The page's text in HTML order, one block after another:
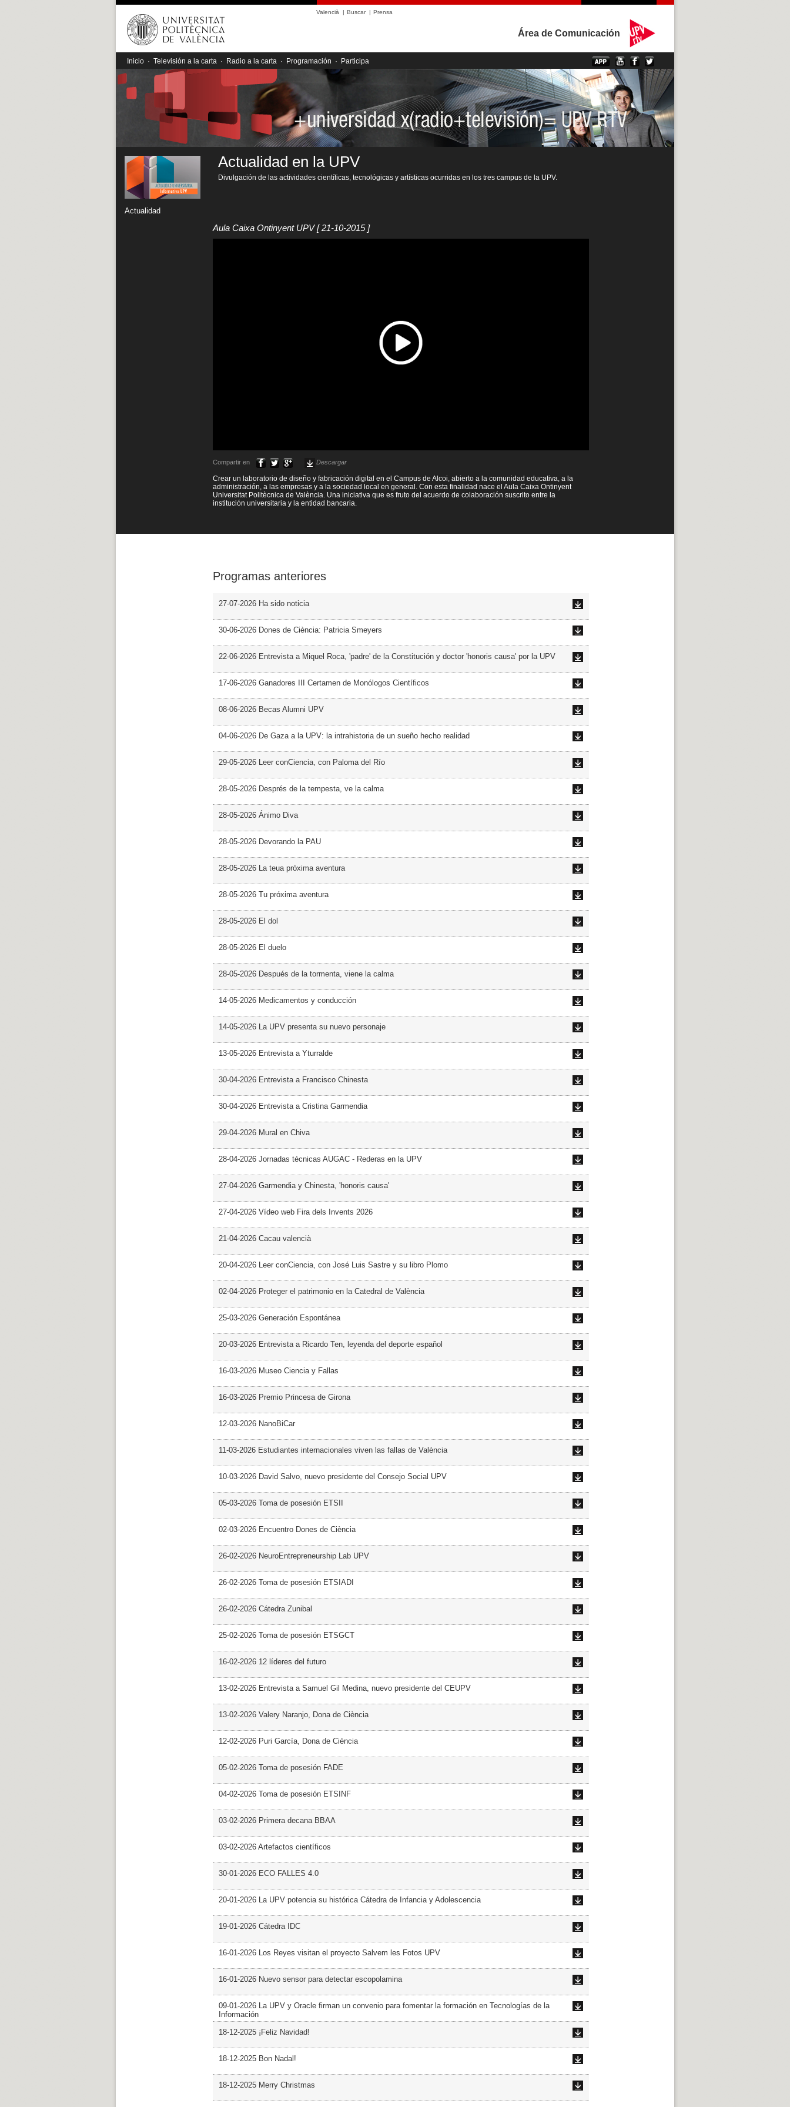
Valencià | Buscar| Prensa
Área de Comunicación
Inicio · Televisión a la carta · Radio a la carta · Programación · Participa
Actualidad
Actualidad en la UPV
Divulgación de las actividades científicas, tecnológicas y artísticas ocurridas en los tres campus de la UPV.
Aula Caixa Ontinyent UPV[ 21-10-2015 ]
Compartir en Descargar
Crear un laboratorio de diseño y fabricación digital en el Campus de Alcoi, abierto a la comunidad educativa, a la
administración, a las empresas y a la sociedad local en general. Con esta finalidad nace el Aula Caixa Ontinyent
Universitat Politècnica de València. Una iniciativa que es fruto del acuerdo de colaboración suscrito entre la
institución universitaria y la entidad bancaria.
Programas anteriores
27-07-2026 Ha sido noticia
30-06-2026 Dones de Ciència: Patricia Smeyers
22-06-2026 Entrevista a Miquel Roca, 'padre' de la Constitución y doctor 'honoris causa' por la UPV
17-06-2026 Ganadores III Certamen de Monólogos Científicos
08-06-2026 Becas Alumni UPV
04-06-2026 De Gaza a la UPV: la intrahistoria de un sueño hecho realidad
29-05-2026 Leer conCiencia, con Paloma del Río
28-05-2026 Després de la tempesta, ve la calma
28-05-2026 Ánimo Diva
28-05-2026 Devorando la PAU
28-05-2026 La teua pròxima aventura
28-05-2026 Tu próxima aventura
28-05-2026 El dol
28-05-2026 El duelo
28-05-2026 Después de la tormenta, viene la calma
14-05-2026 Medicamentos y conducción
14-05-2026 La UPV presenta su nuevo personaje
13-05-2026 Entrevista a Yturralde
30-04-2026 Entrevista a Francisco Chinesta
30-04-2026 Entrevista a Cristina Garmendia
29-04-2026 Mural en Chiva
28-04-2026 Jornadas técnicas AUGAC - Rederas en la UPV
27-04-2026 Garmendia y Chinesta, 'honoris causa'
27-04-2026 Vídeo web Fira dels Invents 2026
21-04-2026 Cacau valencià
20-04-2026 Leer conCiencia, con José Luis Sastre y su libro Plomo
02-04-2026 Proteger el patrimonio en la Catedral de València
25-03-2026 Generación Espontánea
20-03-2026 Entrevista a Ricardo Ten, leyenda del deporte español
16-03-2026 Museo Ciencia y Fallas
16-03-2026 Premio Princesa de Girona
12-03-2026 NanoBiCar
11-03-2026 Estudiantes internacionales viven las fallas de València
10-03-2026 David Salvo, nuevo presidente del Consejo Social UPV
05-03-2026 Toma de posesión ETSII
02-03-2026 Encuentro Dones de Ciència
26-02-2026 NeuroEntrepreneurship Lab UPV
26-02-2026 Toma de posesión ETSIADI
26-02-2026 Cátedra Zunibal
25-02-2026 Toma de posesión ETSGCT
16-02-2026 12 líderes del futuro
13-02-2026 Entrevista a Samuel Gil Medina, nuevo presidente del CEUPV
13-02-2026 Valery Naranjo, Dona de Ciència
12-02-2026 Puri García, Dona de Ciència
05-02-2026 Toma de posesión FADE
04-02-2026 Toma de posesión ETSINF
03-02-2026 Primera decana BBAA
03-02-2026 Artefactos científicos
30-01-2026 ECO FALLES 4.0
20-01-2026 La UPV potencia su histórica Cátedra de Infancia y Adolescencia
19-01-2026 Cátedra IDC
16-01-2026 Los Reyes visitan el proyecto Salvem les Fotos UPV
16-01-2026 Nuevo sensor para detectar escopolamina
09-01-2026 La UPV y Oracle firman un convenio para fomentar la formación en Tecnologías de la
Información
18-12-2025 ¡Feliz Navidad!
18-12-2025 Bon Nadal!
18-12-2025 Merry Christmas